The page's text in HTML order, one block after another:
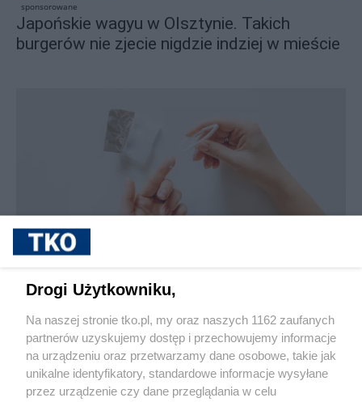
sponsorowane
Japońskie wagyu w Olsztynie. Takich
burgerów nie zjecie nigdzie indziej w mieście
Jak rozpoznać, że soczewki kontaktowe są
Pokaż więcej
Drogi Użytkowniku,
Na naszej stronie tko.pl, my oraz naszych 1162 zaufanych
partnerów uzyskujemy dostęp i przechowujemy informacje
na urządzeniu oraz przetwarzamy dane osobowe, takie jak
unikalne identyfikatory, standardowe informacje wysyłane
przez urządzenie czy dane przeglądania w celu